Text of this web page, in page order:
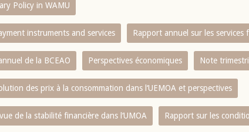
Policy in WAMU
instruments and services Rapport annuel sur les services
de la BCEAO Perspectives économiques Note
des prix à la consommation dans l‘UEMOA et perspectives
de la stabilité financière dans l‘UMOA Rapport sur les